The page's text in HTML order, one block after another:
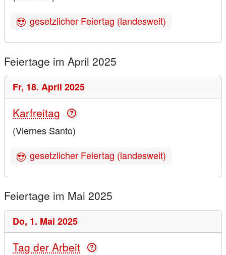
gesetzlicher Feiertag (landesweit)
Feiertage im April 2025
Fr, 18. April 2025
Karfreitag
(Viernes Santo)
gesetzlicher Feiertag (landesweit)
Feiertage im Mai 2025
Do, 1. Mai 2025
Tag der Arbeit